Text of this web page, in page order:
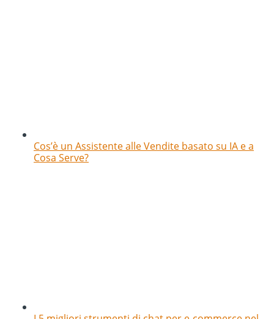
Cos’è un Assistente alle Vendite basato su IA e a
Cosa Serve?